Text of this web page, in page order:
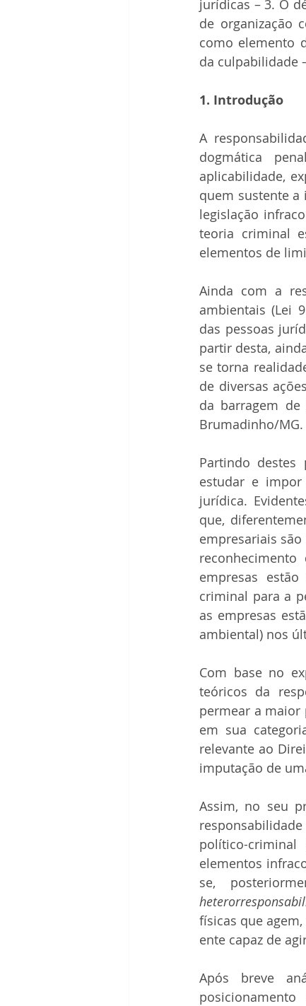
jurídicas – 3. O
de organização
como elemento
da culpabilidade
1. Introdução
A
dogmática
aplicabilidade,
quem sustente a
legislação
teoria criminal
elementos de
Ainda com a
ambientais (Lei
das pessoas
partir desta,
se torna
de diversas
da barragem
Brumadinho/MG.
Partindo destes
estudar e
jurídica.
que,
empresariais
empresas
criminal para a
as empresas
ambiental) nos
Com base no
teóricos da
permear a maior
em sua
relevante ao
imputação de
Assim, no seu
político-
elementos
físicas que agem,
ente capaz de
Após breve